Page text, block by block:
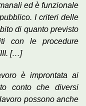
ed è funzionale
I criteri delle
di quanto previsto
con le procedure
[…]
è improntata ai
conto che diversi
possono anche